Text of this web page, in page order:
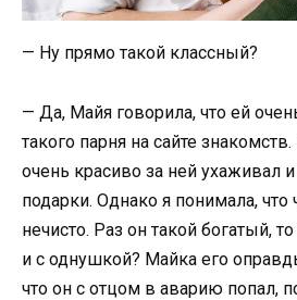
— Ну прямо такой классный?
— Да, Майя говорила, что ей
такого парня на сайте
очень красиво за ней ухаживал
подарки. Однако я понимала, что
нечисто. Раз он такой богатый,
и с однушкой? Майка его
что он с отцом в аварию попал,